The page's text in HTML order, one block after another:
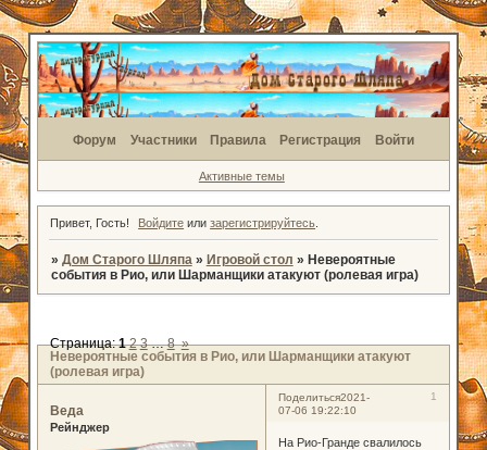
Форум Участники Правила Регистрация Войти
Активные темы
Привет, Гость! Войдите илизарегистрируйтесь
» Дом Старого Шляпа » Игровой стол » Невероятные
события в Рио, или Шарманщики атакуют (ролевая игра)
Невероятные события в Рио, или Шарманщики атакуют
(ролевая игра)
Страница:1 2 3 … 8 »
Поделиться 1
2021-
07-06 19:22:10
Веда
Рейнджер
На Рио-Гранде свалилось